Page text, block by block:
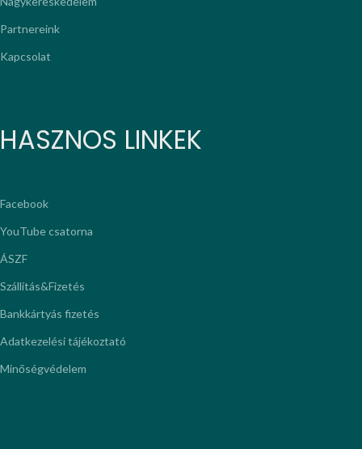
Partnereink
Kapcsolat
HASZNOS LINKEK
Facebook
YouTube csatorna
ÁSZF
Szállítás&Fizetés
Bankkártyás fizetés
Adatkezelési tájékoztató
Minőségvédelem